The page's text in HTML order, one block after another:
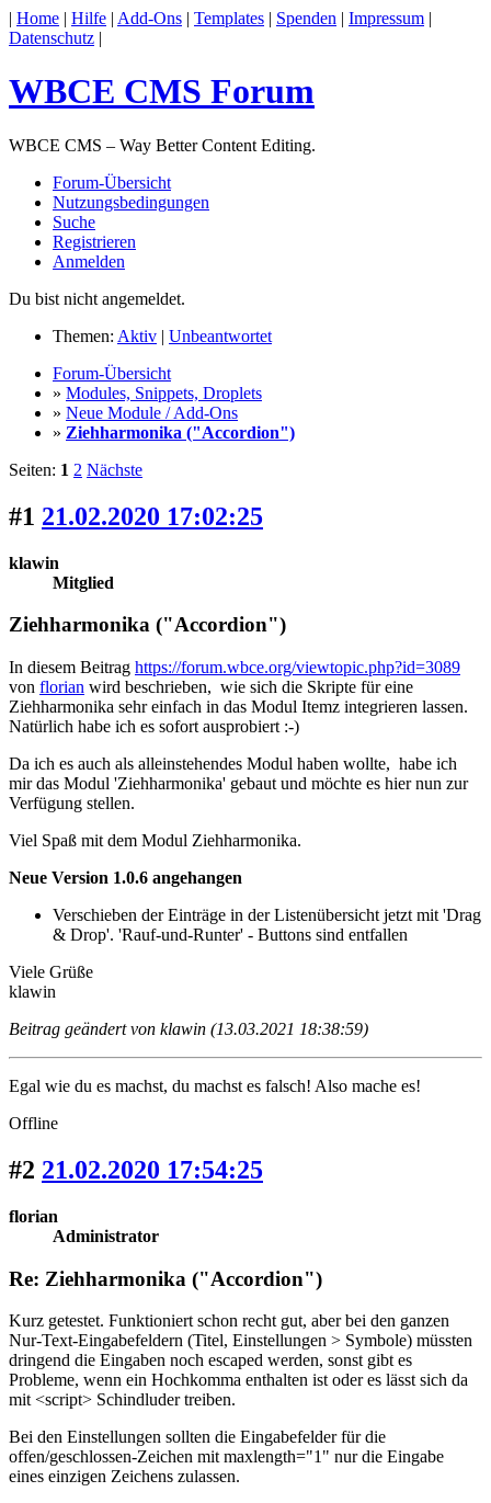
| Home | Hilfe | Add-Ons | Templates | Spenden | Impressum |
Datenschutz |
WBCE CMS Forum
WBCE CMS – Way Better Content Editing.
Forum-Übersicht
Nutzungsbedingungen
Suche
Registrieren
Anmelden
Du bist nicht angemeldet.
Themen: Aktiv | Unbeantwortet
Forum-Übersicht
» Modules, Snippets, Droplets
» Neue Module / Add-Ons
» Ziehharmonika ("Accordion")
Seiten: 1 2 Nächste
#1 21.02.2020 17:02:25
klawin
Mitglied
Ziehharmonika ("Accordion")
In diesem Beitrag https://forum.wbce.org/viewtopic.php?id=3089
von florian wird beschrieben, wie sich die Skripte für eine
Ziehharmonika sehr einfach in das Modul Itemz integrieren lassen.
Natürlich habe ich es sofort ausprobiert :-)
Da ich es auch als alleinstehendes Modul haben wollte, habe ich
mir das Modul 'Ziehharmonika' gebaut und möchte es hier nun zur
Verfügung stellen.
Viel Spaß mit dem Modul Ziehharmonika.
Neue Version 1.0.6 angehangen
Verschieben der Einträge in der Listenübersicht jetzt mit 'Drag
& Drop'. 'Rauf-und-Runter' - Buttons sind entfallen
Viele Grüße
klawin
Beitrag geändert von klawin (13.03.2021 18:38:59)
Egal wie du es machst, du machst es falsch! Also mache es!
Offline
#2 21.02.2020 17:54:25
florian
Administrator
Re: Ziehharmonika ("Accordion")
Kurz getestet. Funktioniert schon recht gut, aber bei den ganzen
Nur-Text-Eingabefeldern (Titel, Einstellungen > Symbole) müssten
dringend die Eingaben noch escaped werden, sonst gibt es
Probleme, wenn ein Hochkomma enthalten ist oder es lässt sich da
mit <script> Schindluder treiben.
Bei den Einstellungen sollten die Eingabefelder für die
offen/geschlossen-Zeichen mit maxlength="1" nur die Eingabe
eines einzigen Zeichens zulassen.